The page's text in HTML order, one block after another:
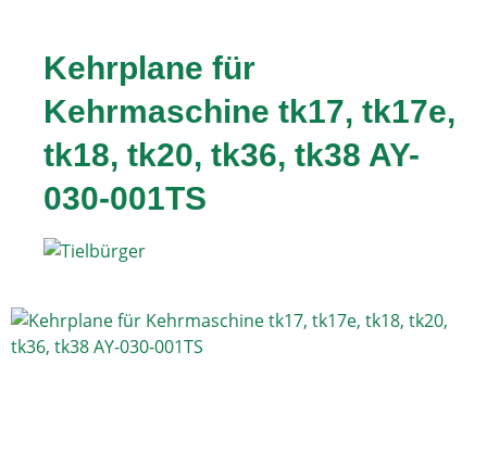
Kehrplane für
Kehrmaschine tk17, tk17e,
tk18, tk20, tk36, tk38 AY-
030-001TS
Bildergalerie überspringen